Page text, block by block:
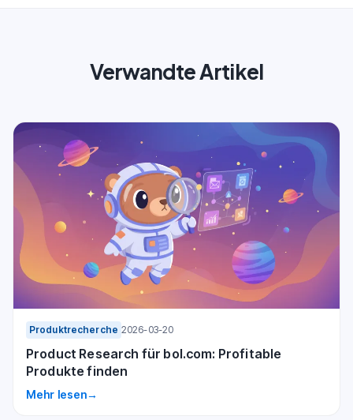
Verwandte Artikel
Produktrecherche 2026-03-20
Product Research für bol.com: Profitable
Produkte finden
Mehr lesen→